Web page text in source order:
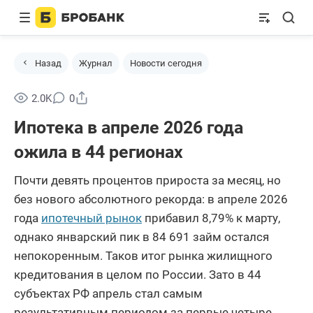
Назад Журнал Новости сегодня
2.0K 0
Ипотека в апреле 2026 года
ожила в 44 регионах
Почти девять процентов прироста за месяц, но
без нового абсолютного рекорда: в апреле 2026
года ипотечный рынок прибавил 8,79% к марту,
однако январский пик в 84 691 займ остался
непокоренным. Таков итог рынка жилищного
кредитования в целом по России. Зато в 44
субъектах РФ апрель стал самым